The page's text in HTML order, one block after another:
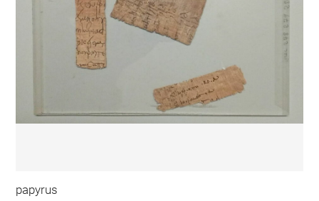
papyrus